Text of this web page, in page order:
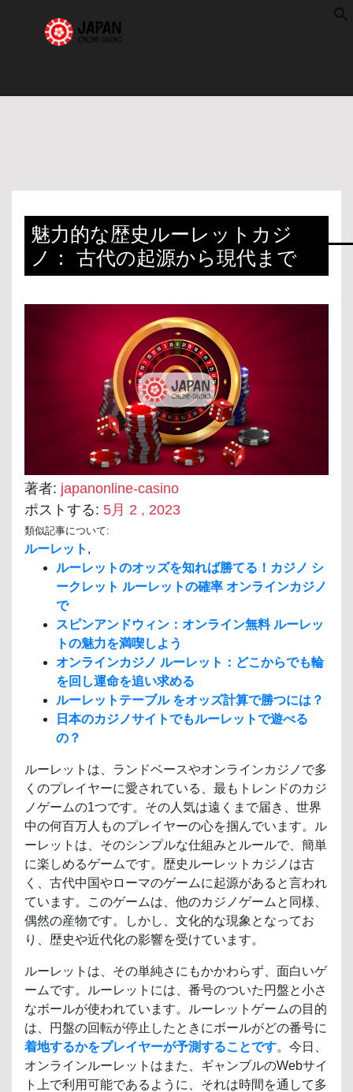
魅力的な歴史ルーレットカジ
ノ： 古代の起源から現代まで
著者: japanonline-casino
ポストする: 5月 2 , 2023
類似記事について:
ルーレット ,
ルーレットのオッズを知れば勝てる！カジノ シ
ークレット ルーレットの確率 オンラインカジノ
で
スピンアンドウィン：オンライン無料 ルーレッ
トの魅力を満喫しよう
オンラインカジノ ルーレット：どこからでも輪
を回し運命を追い求める
ルーレットテーブル をオッズ計算で勝つには？
日本のカジノサイトでもルーレットで遊べる
の？
ルーレットは、ランドベースやオンラインカジノで多
くのプレイヤーに愛されている、最もトレンドのカジ
ノゲームの1つです。その人気は遠くまで届き、世界
中の何百万人ものプレイヤーの心を掴んでいます。ル
ーレットは、そのシンプルな仕組みとルールで、簡単
に楽しめるゲームです。歴史ルーレットカジノは古
く、古代中国やローマのゲームに起源があると言われ
ています。このゲームは、他のカジノゲームと同様、
偶然の産物です。しかし、文化的な現象となってお
り、歴史や近代化の影響を受けています。
ルーレットは、その単純さにもかかわらず、面白いゲ
ームです。ルーレットには、番号のついた円盤と小さ
なボールが使われています。ルーレットゲームの目的
は、円盤の回転が停止したときにボールがどの番号に
着地するかをプレイヤーが予測することです。今日、
オンラインルーレットはまた、ギャンブルのWebサイ
ト上で利用可能であるように、それは時間を通して多